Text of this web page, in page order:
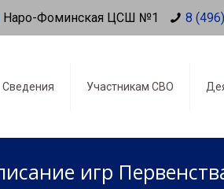
Наро-Фоминская ЦСШ №1 8
Сведения Участникам СВО
игр